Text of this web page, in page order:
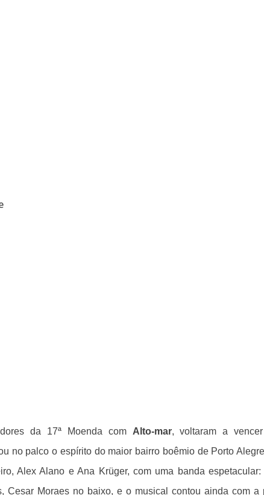
da 17ª Moenda com Alto-mar, voltaram a
no palco o espírito do maior bairro boêmio de Porto
Alex Alano e Ana Krüger, com uma banda
Moraes no baixo, e o musical contou ainda com a